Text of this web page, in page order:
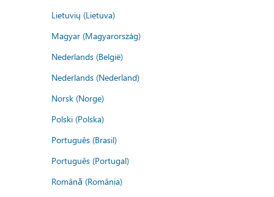
Lietuvių (Lietuva)
Magyar (Magyarország)
Nederlands (België)
Nederlands (Nederland)
Norsk (Norge)
Polski (Polska)
Português (Brasil)
Português (Portugal)
Română (România)